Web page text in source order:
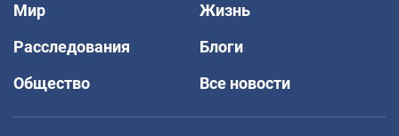
Мир
Жизнь
Расследования
Блоги
Общество
Все новости